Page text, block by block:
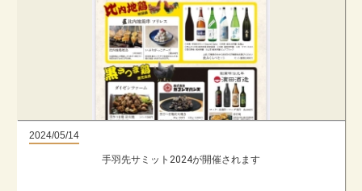
2024/05/14
手羽先サミット2024が開催されます